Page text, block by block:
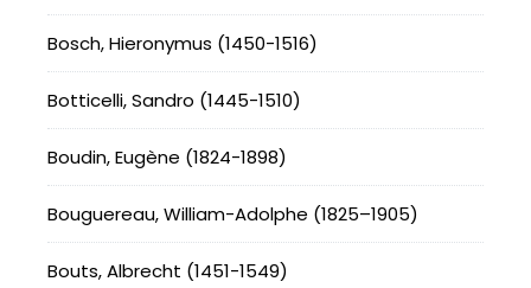
Bosch, Hieronymus (1450-1516)
Botticelli, Sandro (1445-1510)
Boudin, Eugène (1824-1898)
Bouguereau, William-Adolphe (1825–1905)
Bouts, Albrecht (1451-1549)